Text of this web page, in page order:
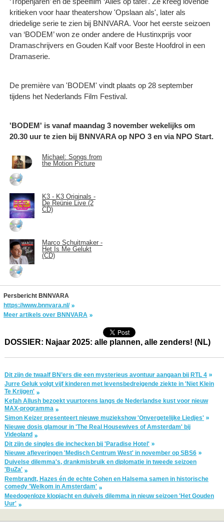
kritieken voor haar theatershow 'Opslaan als', later als
driedelige serie te zien bij BNNVARA. Voor het eerste seizoen
van ‘BODEM’ won ze onder andere de Hustinxprijs voor
Dramaschrijvers en Gouden Kalf voor Beste Hoofdrol in een
Dramaserie.
De première van 'BODEM' vindt plaats op 28 september
tijdens het Nederlands Film Festival.
'BODEM' is vanaf maandag 3 november wekelijks om
20.30 uur te zien bij BNNVARA op NPO 3 en via NPO Start.
Michael: Songs from
the Motion Picture
K3 - K3 Originals -
De Reünie Live (2
CD)
Marco Schuitmaker -
Het Is Me Gelukt
(CD)
Persbericht BNNVARA
https://www.bnnvara.nl/
Meer artikels over BNNVARA
DOSSIER: Najaar 2025: alle plannen, alle zenders! (NL)
Dit zijn de twaalf BN’ers die een mysterieus avontuur aangaan bij RTL 4
Jurre Geluk volgt vijf kinderen met levensbedreigende ziekte in 'Niet Klein
Te Krijgen'
Kefah Allush bezoekt vuurtorens langs de Nederlandse kust voor nieuw
MAX-programma
Simon Keizer presenteert nieuwe muziekshow 'Onvergetelijke Liedjes'
Nieuwe dosis glamour in 'The Real Housewives of Amsterdam' bij
Videoland
Dit zijn de singles die inchecken bij 'Paradise Hotel'
Nieuwe afleveringen 'Medisch Centrum West' in november op SBS6
Duivelse dilemma's, drankmisbruik en diplomatie in tweede seizoen
'BuZa'
Rembrandt, Hazes én de echte Cohen en Halsema samen in historische
comedy 'Welkom in Amsterdam'
Meedogenloze klopjacht en duivels dilemma in nieuw seizoen 'Het Gouden
Uur'